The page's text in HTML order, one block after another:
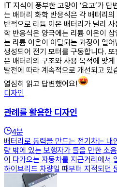
IT 지식이 풍부한 고양이 ‘요고’가 답
는 배터리 화학 반응식은 각 배터리
반적으로 리튬 이온 배터리가 널리
학 반응식은 양극에는 리튬 이온이
는 리튬 이온이 이탈되는 과정이 일
생성되어 전기 모터를 구동합니다.
은 배터리의 구조와 사용 목적에 맞
발전에 따라 계속적으로 개선되고 있
열심히 읽고 답변했어요!
디자인
관례를 활용한 디자인
4분
배터리로 동력을 만드는 전기차는
량 밖에 있는 보행자가 들을 만한 소
이 다가오는 자동차를 지근거리에서
하이브리드 차량일 때부터 지적되던